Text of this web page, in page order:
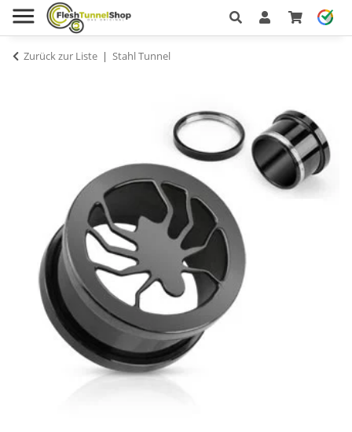
Zurück zur Liste Stahl Tunnel